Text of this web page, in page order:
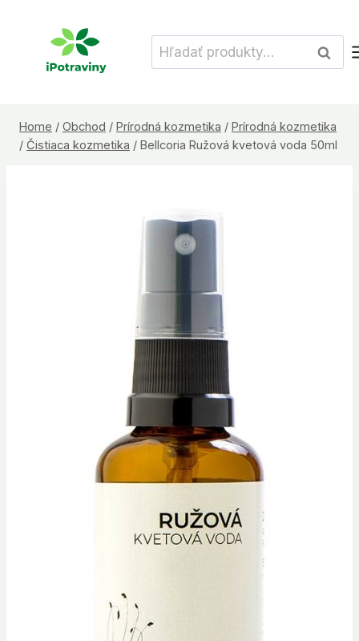
Hľadať:
Home / Obchod / Prírodná kozmetika / Prírodná kozmetika
/ Čistiaca kozmetika / Bellcoria Ružová kvetová voda 50ml